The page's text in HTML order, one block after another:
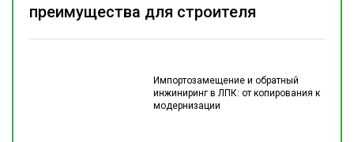
Импортозамещение и обратный
инжиниринг в ЛПК: от копирования к
модернизации
преимущества для строителя